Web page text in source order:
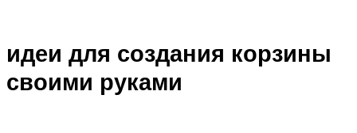
идеи для создания корзины
своими руками